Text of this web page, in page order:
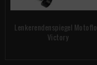
Lenkerendenspiegel
Victory